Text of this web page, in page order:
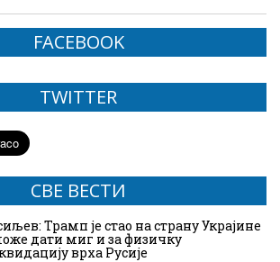
FACEBOOK
TWITTER
СВЕ ВЕСТИ
Трамп је стао на страну Украјине
дати миг и за физичку
врха Русије